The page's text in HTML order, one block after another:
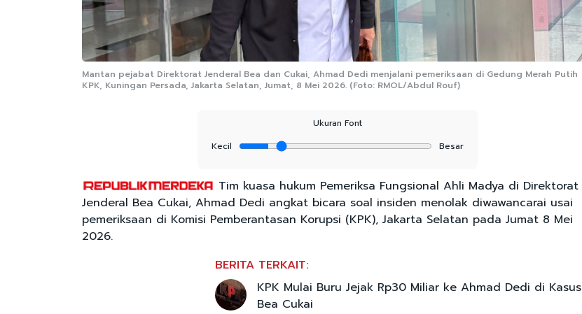
Mantan pejabat Direktorat Jenderal Bea dan Cukai, Ahmad Dedi menjalani pemeriksaan di Gedung Merah Putih
KPK, Kuningan Persada, Jakarta Selatan, Jumat, 8 Mei 2026. (Foto: RMOL/Abdul Rouf)
Ukuran Font
Kecil
Besar
Tim kuasa hukum Pemeriksa Fungsional Ahli Madya di Direktorat
Jenderal Bea Cukai, Ahmad Dedi angkat bicara soal insiden menolak diwawancarai usai
pemeriksaan di Komisi Pemberantasan Korupsi (KPK), Jakarta Selatan pada Jumat 8 Mei
2026.
BERITA TERKAIT:
KPK Mulai Buru Jejak Rp30 Miliar ke Ahmad Dedi di Kasus
Bea Cukai